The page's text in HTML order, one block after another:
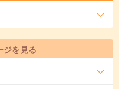
ジを見る